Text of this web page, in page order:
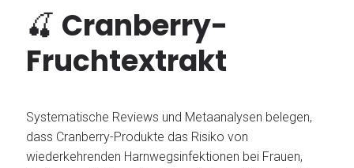
🍒 Cranberry-
Fruchtextrakt
Systematische Reviews und Metaanalysen belegen,
dass Cranberry-Produkte das Risiko von
wiederkehrenden Harnwegsinfektionen bei Frauen,